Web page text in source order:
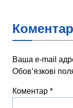
Ваша e-mail
Обов’язкові
Коментар *